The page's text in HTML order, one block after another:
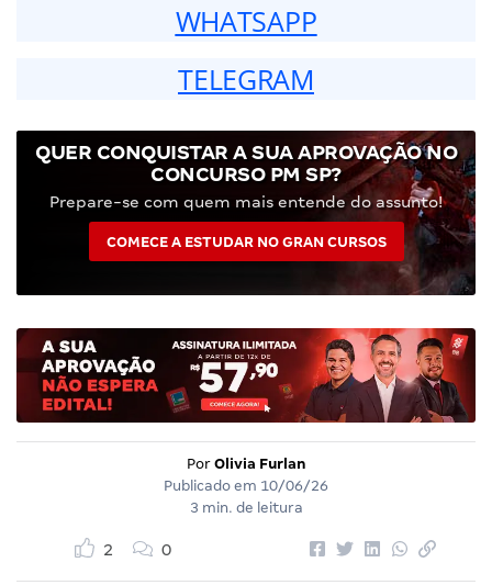
WHATSAPP
TELEGRAM
QUER CONQUISTAR A SUA APROVAÇÃO NO
CONCURSO PM SP?
Prepare-se com quem mais entende do assunto!
COMECE A ESTUDAR NO GRAN CURSOS
Por Olivia Furlan
Publicado em 10/06/26
3 min. de leitura
2 0